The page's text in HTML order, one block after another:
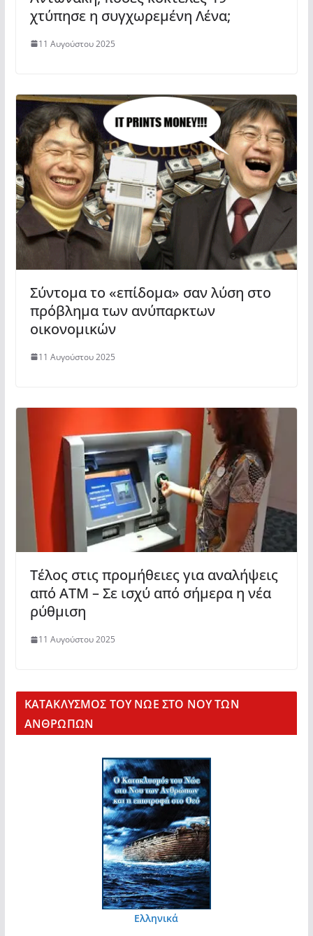
χτύπησε η συγχωρεμένη Λένα;
11 Αυγούστου 2025
Σύντομα το «επίδομα» σαν λύση στο
πρόβλημα των ανύπαρκτων
οικονομικών
11 Αυγούστου 2025
Τέλος στις προμήθειες για αναλήψεις
από ΑΤΜ – Σε ισχύ από σήμερα η νέα
ρύθμιση
11 Αυγούστου 2025
KΑΤΑΚΛΥΣΜΟΣ ΤΟΥ ΝΩΕ ΣΤΟ ΝΟΥ ΤΩΝ
ΑΝΘΡΩΠΩΝ
Ελληνικά